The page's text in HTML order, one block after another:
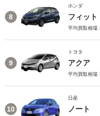
8
ホンダ
フィット
平均買取相場：
9
トヨタ
アクア
平均買取相場：
10
日産
ノート